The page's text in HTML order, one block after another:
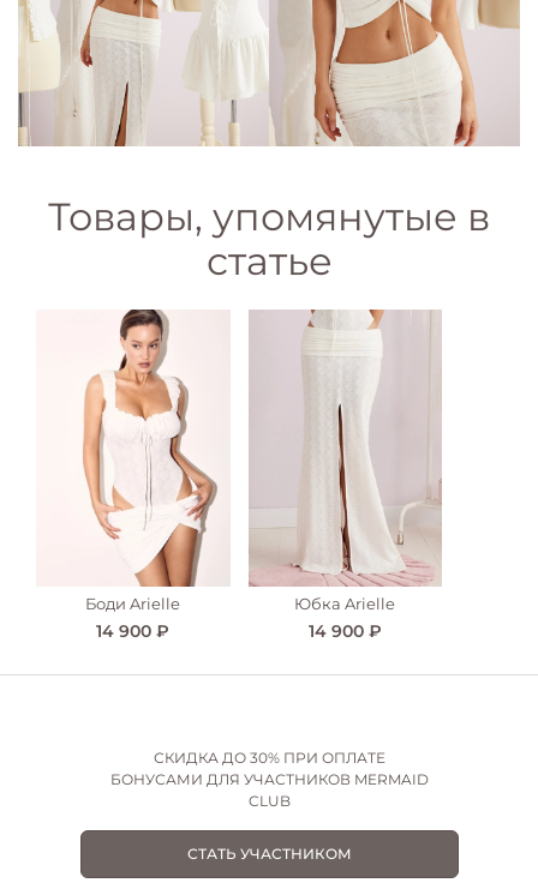
Товары, упомянутые в
статье
Боди Arielle
14 900 ₽
Юбка Arielle
14 900 ₽
СКИДКА ДО 30% ПРИ ОПЛАТЕ
БОНУСАМИ ДЛЯ УЧАСТНИКОВ MERMAID
CLUB
СТАТЬ УЧАСТНИКОМ